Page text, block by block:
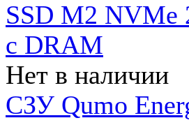
SSD M2 NVMe
c DRAM
Нет в наличии
СЗУ Qumo